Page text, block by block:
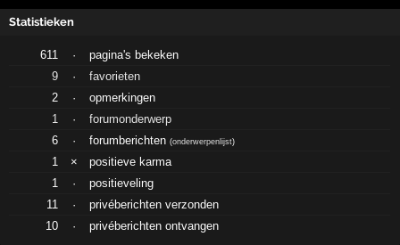
Statistieken
611 ·
pagina's bekeken
9
·
favorieten
2
·
opmerkingen
1
·
forumonderwerp
6
· forumberichten(onderwerpenlijst)
1 ×
positieve karma
1
·
positieveling
11
·
privéberichten verzonden
10
· privéberichten ontvangen